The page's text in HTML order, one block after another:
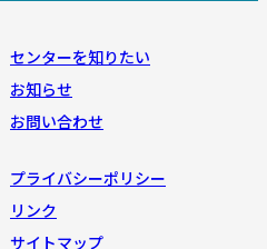
センターを知りたい
お知らせ
お問い合わせ
プライバシーポリシー
リンク
サイトマップ